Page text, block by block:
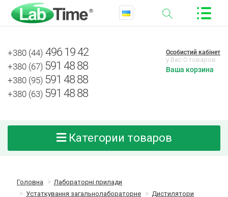
+380 (44) 496 19 42
+380 (67) 591 48 88
+380 (95) 591 48 88
+380 (63) 591 48 88
Особистий кабінет
у Вас 0 товаров
Ваша корзина
Категории товаров
Головна
Лабораторні прилади
Устаткування загальнолабораторне
Дистилятори